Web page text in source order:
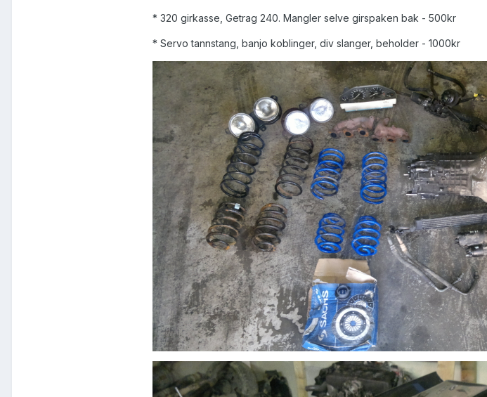
* 320 girkasse, Getrag 240. Mangler selve girspaken bak - 500kr
* Servo tannstang, banjo koblinger, div slanger, beholder - 1000kr